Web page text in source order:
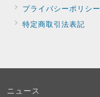
プライバシーポリシー
特定商取引法表記
ニュース